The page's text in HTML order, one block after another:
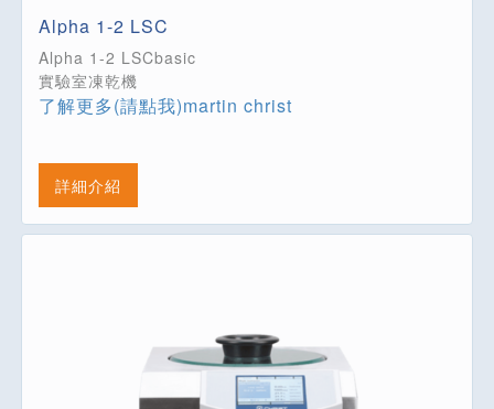
Alpha 1-2 LSC
Alpha 1-2 LSCbasic
實驗室凍乾機
了解更多(請點我)martin christ
詳細介紹